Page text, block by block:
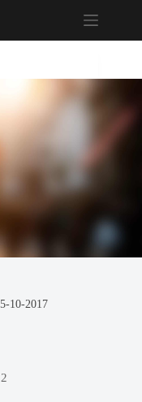
10-2017